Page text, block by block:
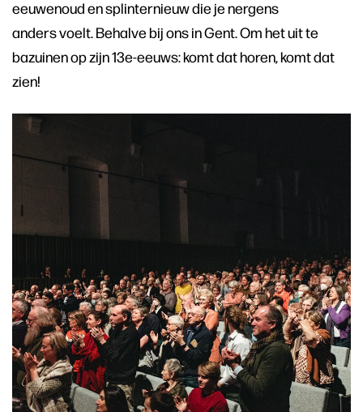
eeuwenoud en splinternieuw die je nergens
anders voelt. Behalve bij ons in Gent. Om het uit te
bazuinen op zijn 13e-eeuws: komt dat horen, komt dat
zien!